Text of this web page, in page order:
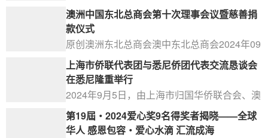
澳华电视传媒2024-09-1716:45:39ACTV责任
编辑：海新
澳洲中国东北总商会第十次理事会议暨慈善捐
款仪式
原创澳洲东北总商会澳中东北总商会2024年09
月13日21:46澳大利亚2024...
上海市侨联代表团与悉尼侨团代表交流恳谈会
在悉尼隆重举行
2024年9月5日，由上海市归国华侨联合会、澳
大利亚国际文化产业协会联合主办:以...
第19屆‧2024爱心奖9名得奖者揭晓——全球
华人 感恩包容‧爱心水滴 汇流成海